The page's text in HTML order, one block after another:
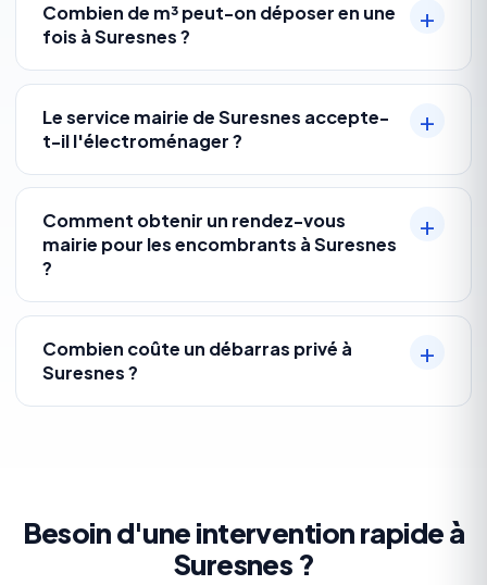
Combien de m³ peut-on déposer en une
fois à Suresnes ?
Le service mairie de Suresnes accepte-
t-il l'électroménager ?
Comment obtenir un rendez-vous
mairie pour les encombrants à Suresnes
?
Combien coûte un débarras privé à
Suresnes ?
Besoin d'une intervention rapide à
Suresnes ?